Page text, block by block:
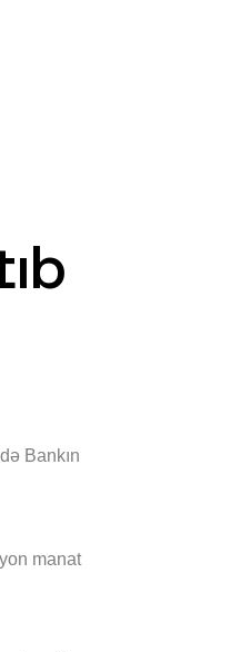
Bankın
manat